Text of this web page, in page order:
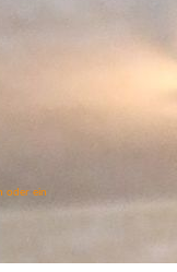
oder ein